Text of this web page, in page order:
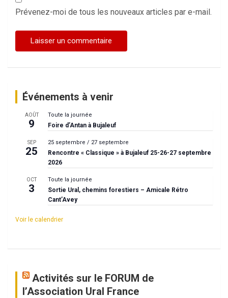
Prévenez-moi de tous les nouveaux articles par e-mail.
Événements à venir
AOÛT
9
Toute la journée
Foire d’Antan à Bujaleuf
SEP
25
25 septembre / 27 septembre
Rencontre « Classique » à Bujaleuf 25-26-27 septembre
2026
OCT
3
Toute la journée
Sortie Ural, chemins forestiers – Amicale Rétro
Cant’Avey
Voir le calendrier
Activités sur le FORUM de
l’Association Ural France